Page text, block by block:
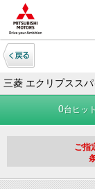
三菱 エクリプスス
0台ヒット
ご指